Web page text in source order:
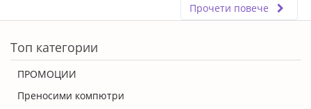
Прочети повече
Топ категории
ПРОМОЦИИ
Преносими компютри